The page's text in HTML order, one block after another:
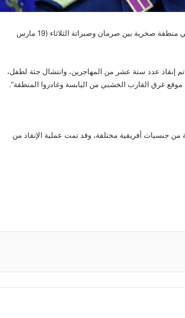
أعلن جهاز حرس السواحل الليبي عن غرق قارب خشبي في منطقة صخرية بين صرمان وصبراتة الثلاثاء (19 مارس
إنقاذ عدد ستة عشر من المهاجرين، وانتشال جثة لطفل،
من جنسيات أفريقية مختلفة، وقد تمت عملية الإنقاذ من